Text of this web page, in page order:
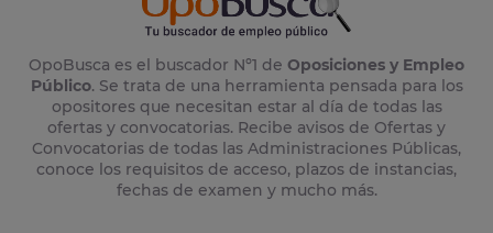
OpoBusca es el buscador Nº1 de Oposiciones y Empleo
Público. Se trata de una herramienta pensada para los
opositores que necesitan estar al día de todas las
ofertas y convocatorias. Recibe avisos de Ofertas y
Convocatorias de todas las Administraciones Públicas,
conoce los requisitos de acceso, plazos de instancias,
fechas de examen y mucho más.